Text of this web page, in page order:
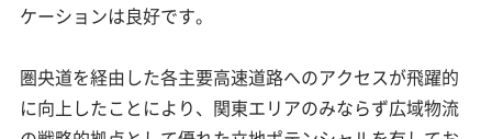
ケーションは良好です。
圏央道を経由した各主要高速道路へのアクセスが飛躍的
に向上したことにより、関東エリアのみならず広域物流